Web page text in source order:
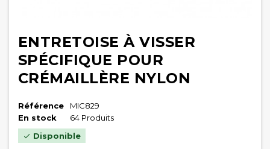
ENTRETOISE À VISSER
SPÉCIFIQUE POUR
CRÉMAILLÈRE NYLON
Référence
MIC829
En stock
64 Produits
 Disponible